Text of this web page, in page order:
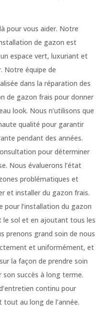
pour vous aider. Notre
de gazon est
espace vert, luxuriant et
Notre équipe de
dans la réparation des
de gazon frais pour donner
look. Nous n’utilisons que
qualité pour garantir
pendant des années.
pour déterminer
Nous évaluerons l’état
problématiques et
et installer du gazon frais.
pour l’installation du gazon
le sol et en ajoutant tous les
prenons grand soin de nous
et uniformément, et
la façon de prendre soin
succès à long terme.
continu pour
au long de l’année.
us to
improve the
website's
functionality
structure,
based on
website is
used.
Experience
In order for
to perform
as well as
possible
during your
visit. If you
refuse
these
cookies,
some
will
disappear
website.